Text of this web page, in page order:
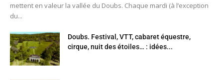
mettent en valeur la vallée du Doubs. Chaque mardi (à l’exception
du...
Doubs. Festival, VTT, cabaret équestre,
cirque, nuit des étoiles… : idées...